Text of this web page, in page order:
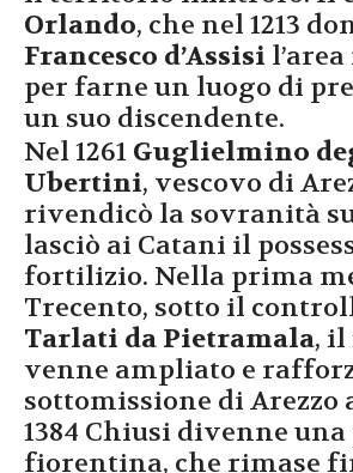
Orlando, che nel 1213
Francesco d’Assisi
per farne un luogo di
un suo discendente.
Nel 1261 Guglielmino
Ubertini, vescovo di
rivendicò la sovranità
lasciò ai Catani il
fortilizio. Nella prima
Trecento, sotto il
Tarlati da Pietramala, il
venne ampliato e
sottomissione di Arezzo
1384 Chiusi divenne
fiorentina, che rimase